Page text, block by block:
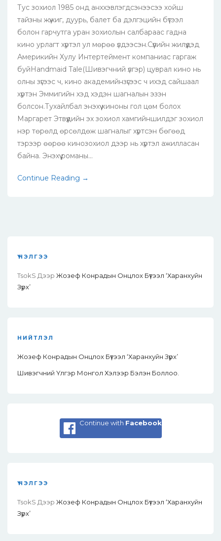
Тус зохиол 1985 онд анххэвлэгдсэнээсээ хойш
тайзны жүжиг, дуурь, балет ба дэлгэцийн бүтээл
болон гарчутга уран зохиолын салбараас гадна
кино урлагт хүртэл ул мөрөө үлдээсэн.Сүүлийн жилүүдэд
Америкийн Хулу Интертеймент компаниас гаргаж
буйHandmaid Tale(Шивэгчний үлгэр) цуврал кино нь
олны зүгээс ч, кино академийнзүгээс ч ихэд сайшаал
хүртэн Эммигийн хэд хэдэн шагналын эзэн
болсон.Тухайлбал энэхүү киноны гол цөм болох
Маргарет Этвүүдийн эх зохиол хамгийншилдэг зохиол
нэр төрөлд өрсөлдөж шагналыг хүртсэн бөгөөд
тэрээр өөрөө кинозохиол дээр нь хүртэл ажилласан
байна. Энэхүү романы...
Continue Reading →
ҮНЭЛГЭЭ
TsokS Дээр Жозеф Конрадын Онцлох Бүтээл ‘Харанхуйн
Зүрх’
НИЙТЛЭЛ
Жозеф Конрадын Онцлох Бүтээл ‘Харанхуйн Зүрх’
Шивэгчний Үлгэр Монгол Хэлээр Бэлэн Боллоо.
Continue with Facebook
ҮНЭЛГЭЭ
TsokS Дээр Жозеф Конрадын Онцлох Бүтээл ‘Харанхуйн
Зүрх’